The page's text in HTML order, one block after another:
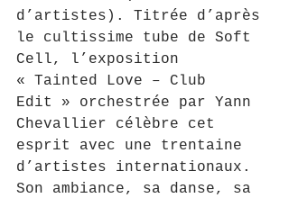
d’artistes). Titrée d’après
le cultissime tube de Soft
Cell, l’exposition
« Tainted Love – Club
Edit » orchestrée par Yann
Chevallier célèbre cet
esprit avec une trentaine
d’artistes internationaux.
Son ambiance, sa danse, sa